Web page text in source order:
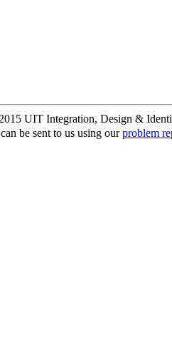
UIT Integration, Design &
be sent to us using ourproblem